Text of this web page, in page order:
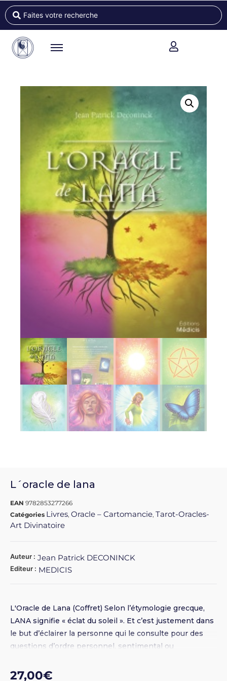
L´oracle de lana
EAN 9782853277266
Catégories Livres, Oracle – Cartomancie, Tarot-Oracles-
Art Divinatoire
Auteur : Jean Patrick DECONINCK
Editeur : MEDICIS
L'Oracle de Lana (Coffret) Selon l’étymologie grecque,
LANA signifie « éclat du soleil ». Et c’est justement dans
le but d’éclairer la personne qui le consulte pour des
questions d’ordre personnel, sentimental ou
l’Oracle de Lana, un oracle de 70 cartes magnifiquement
27,00€